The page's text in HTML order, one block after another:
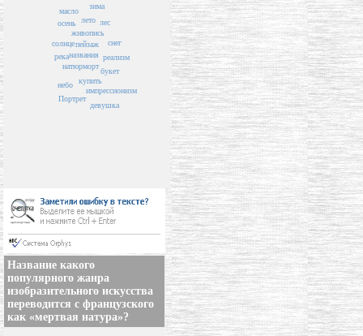
пейзаж
названия
живопись
лето
натюрморт
купить
солнце
лес
зима
осень
букет
масло
река
снег
реализм
небо
импрессионизм
Портрет
девушка
Название какого
популярного жанра
изобразительного искусства
переводится с французского
как «мертвая натура»?